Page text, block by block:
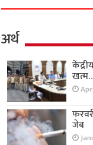
अर्थ
जेब